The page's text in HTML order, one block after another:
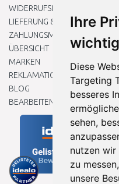
Ihre
wichtig
Diese
Targeting
besseres
sehen,
nutzen wir
zu
unsere
WIDERRUFSRECHT
LIEFERUNG & ZAHLUNG
ZAHLUNGSMETHODEN
ÜBERSICHT
MARKEN
REKLAMATIONEN UND
BLOG
BEARBEITEN SIE MEINE